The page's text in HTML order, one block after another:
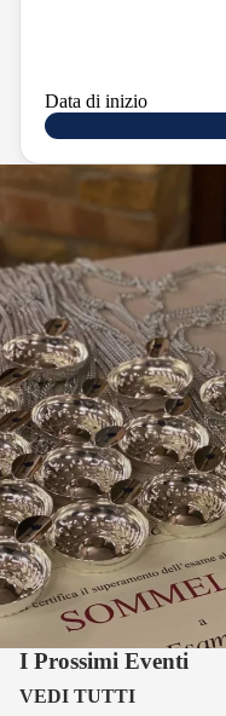
Data di inizio
I Prossimi Eventi
VEDI TUTTI